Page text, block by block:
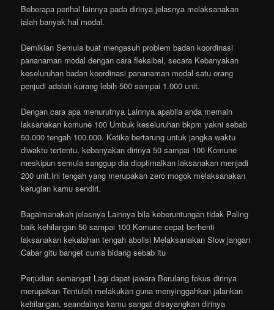
Beberapa perihal lainnya pada dirinya jelasnya melaksanakan
ialah banyak hal modal.
Demikian Semula buat mengasuh problem badan koordinasi
pananaman modal dengan cara fleksibel, secara Kebanyakan
keseluruhan badan koordinasi pananaman modal satu orang
penjudi adalah kurang lebih 500 sampai 1.000 unit.
Dengan cara apa menurutnya Lainnya apabila anda memain
laksanakan komune 100 Umbuk keseluruhan bkpm yakni sebab
50.000 tengah 100.000. Ketika bertarung untuk jangka waktu
diwaktu tertentu, kebanyakan dirinya 50 sampai 100 Komune
meskipun semula sanggup dia dioptimalkan laksanakan menjadi
200 unit.Ini tengah yang merupakan zero mogok melaksanakan
kerugian kamu sendiri.
Bagaimanakah jelasnya Lainnya bila keberuntungan tidak Paling
baik kehilangan 50 sampai 100 Komune cepat berhenti
laksanakan kekalahan tengah abolisi Melaksanakan Slow jangan
Cabar gitu banget cuma bidang sebab itu
Perjudian semangat Lagi dapat jawara Berulang fokus dirinya
merupakan Tentulah melakukan guna menyinggahkan jalankan
kehilangan, seandainya kamu sangat disayangkan dirinya